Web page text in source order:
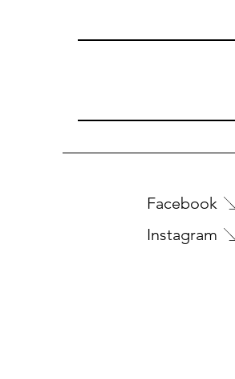
Facebook
Instagram